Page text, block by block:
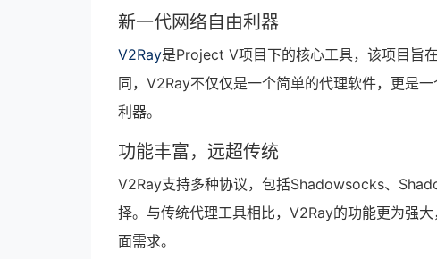
新一代网络自由利器
V2Ray是Project V项目下的核心工具，该项目旨
同，V2Ray不仅仅是一个简单的代理软件，更是
利器。
功能丰富，远超传统
V2Ray支持多种协议，包括Shadowsocks、
择。与传统代理工具相比，V2Ray的功能更为强
面需求。